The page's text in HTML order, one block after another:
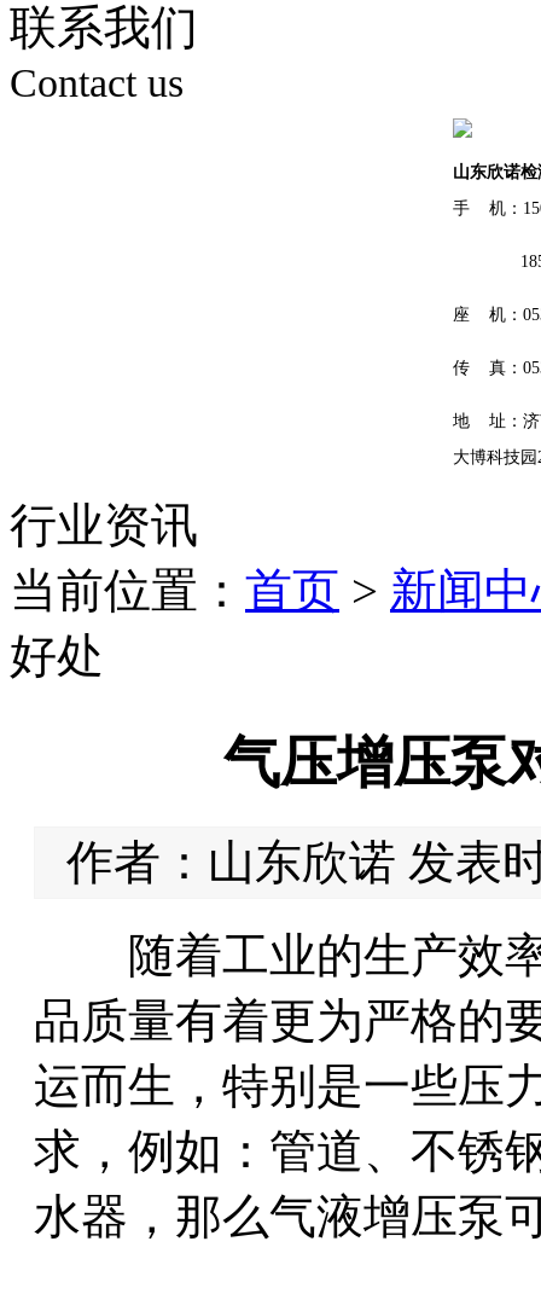
联系我们
Contact us
山东欣诺
手 机：
座 机：
传 真：
地 址：济
大博科技园
行业资讯
当前位置： 首页 > 新闻
好处
气压增压泵
作者：山东欣诺 发表
随着工业的生产效率
品质量有着更为严格的
运而生，特别是一些压
求，例如：管道、不锈
水器，那么气液增压泵